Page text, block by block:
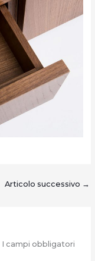
Articolo successivo →
I campi obbligatori